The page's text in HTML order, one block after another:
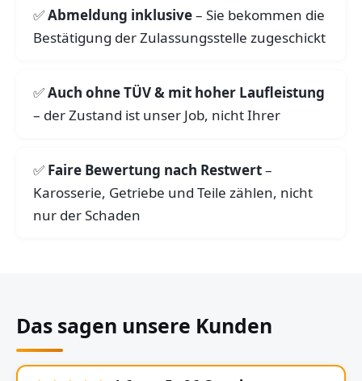
Abmeldung inklusive– Sie bekommen die
Bestätigung der Zulassungsstelle zugeschickt
Auch ohne TÜV & mit hoher Laufleistung
– der Zustand ist unser Job, nicht Ihrer
Faire Bewertung nach Restwert–
Karosserie, Getriebe und Teile zählen, nicht
nur der Schaden
Das sagen unsere Kunden